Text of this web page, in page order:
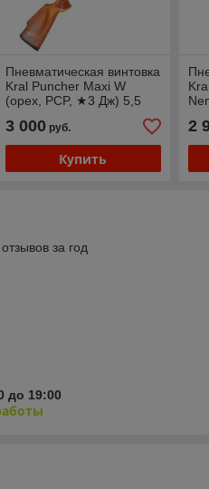
Пневматическая винтовка
Kral Puncher Maxi W
(орех, PCP, ★3 Дж) 5,5
3 000руб.
Купить
2
за год
до 19:00